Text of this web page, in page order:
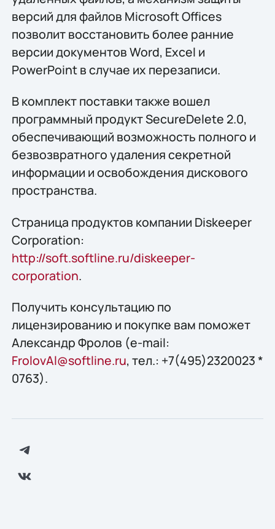
версий для файлов Microsoft Offices
позволит восстановить более ранние
версии документов Word, Excel и
PowerPoint в случае их перезаписи.
В комплект поставки также вошел
программный продукт SecureDelete 2.0,
обеспечивающий возможность полного и
безвозвратного удаления секретной
информации и освобождения дискового
пространства.
Страница продуктов компании Diskeeper
Corporation:
http://soft.softline.ru/diskeeper-
corporation.
Получить конcультацию по
лицензированию и покупке вам поможет
Александр Фролов (e-mail:
FrolovAl@softline.ru, тел.: +7(495)2320023 *
0763).